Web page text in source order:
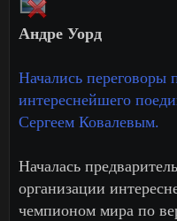
Андре Уорд
Начались переговоры
интереснейшего
Сергеем Ковалевым.
Началась
организации
чемпионом мира по